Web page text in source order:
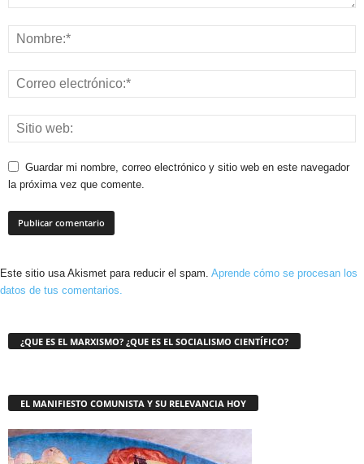
Guardar mi nombre, correo electrónico y sitio web en este navegador
la próxima vez que comente.
Este sitio usa Akismet para reducir el spam. Aprende cómo se procesan los
datos de tus comentarios.
¿QUE ES EL MARXISMO? ¿QUE ES EL SOCIALISMO CIENTÍFICO?
EL MANIFIESTO COMUNISTA Y SU RELEVANCIA HOY